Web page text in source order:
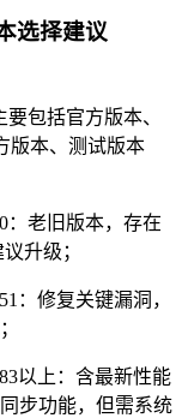
选择建议
包括官方版本、
版本、测试版本
：老旧版本，存在
升级；
：修复关键漏洞，
以上：含最新性能
步功能，但需系统